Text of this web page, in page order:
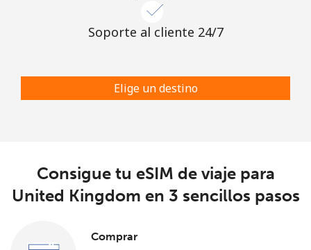
Soporte al cliente 24/7
Elige un destino
Consigue tu eSIM de viaje para
United Kingdom en 3 sencillos pasos
Comprar